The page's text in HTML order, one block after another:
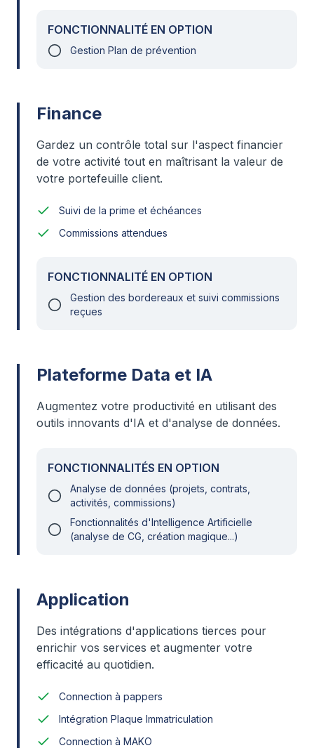
FONCTIONNALITÉ EN OPTION
Gestion Plan de prévention
Finance
Gardez un contrôle total sur l'aspect financier
de votre activité tout en maîtrisant la valeur de
votre portefeuille client.
Suivi de la prime et échéances
Commissions attendues
FONCTIONNALITÉ EN OPTION
Gestion des bordereaux et suivi commissions
reçues
Plateforme Data et IA
Augmentez votre productivité en utilisant des
outils innovants d'IA et d'analyse de données.
FONCTIONNALITÉS EN OPTION
Analyse de données (projets, contrats,
activités, commissions)
Fonctionnalités d'Intelligence Artificielle
(analyse de CG, création magique...)
Application
Des intégrations d'applications tierces pour
enrichir vos services et augmenter votre
efficacité au quotidien.
Connection à pappers
Intégration Plaque Immatriculation
Connection à MAKO